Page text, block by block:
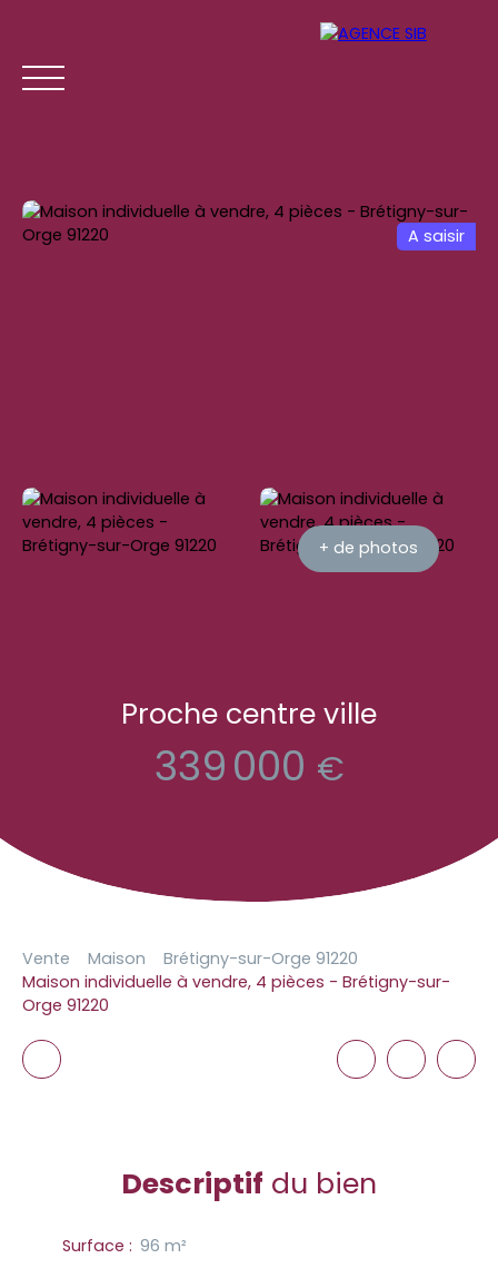
A saisir
+ de photos
Proche centre ville
339 000 €
Vente Maison
Brétigny-sur-Orge 91220
Maison individuelle à vendre, 4 pièces - Brétigny-sur-
Orge 91220
Descriptif du bien
Surface : 96 m²